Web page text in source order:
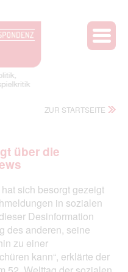
ZUR STARTSEITE
über die
sich besorgt gezeigt
in sozialen
Desinformation
des anderen, seine
zu einer
kann“, erklärte der